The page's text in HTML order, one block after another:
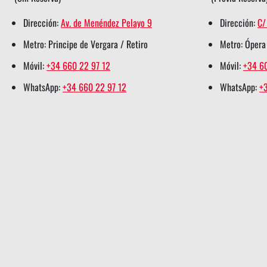
r
s
h
a
o
k
s
h
i
n
h
a
p
p
s
Dirección:Av. de Menéndez Pelayo 9
Metro: Principe de Vergara / Retiro
Móvil:+34 660 22 97 12
WhatsApp:+34 660 22 97 12
Dirección:
Metro: Ópera
Móvil:+34
WhatsApp: